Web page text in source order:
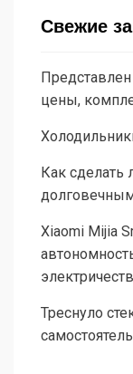
Свежие
цены,
Как сделать
Xiaomi Mijia
Треснуло